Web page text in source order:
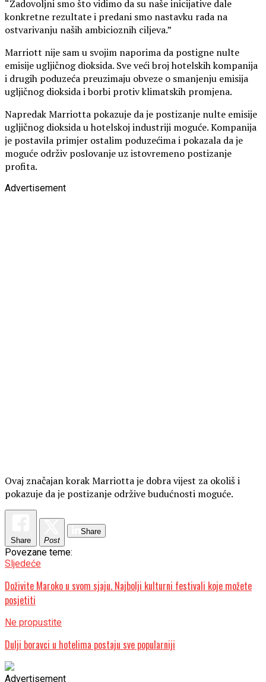
“Zadovoljni smo što vidimo da su naše inicijative dale
konkretne rezultate i predani smo nastavku rada na
ostvarivanju naših ambicioznih ciljeva.”
Marriott nije sam u svojim naporima da postigne nulte
emisije ugljičnog dioksida. Sve veći broj hotelskih kompanija
i drugih poduzeća preuzimaju obveze o smanjenju emisija
ugljičnog dioksida i borbi protiv klimatskih promjena.
Napredak Marriotta pokazuje da je postizanje nulte emisije
ugljičnog dioksida u hotelskoj industriji moguće. Kompanija
je postavila primjer ostalim poduzećima i pokazala da je
moguće održiv poslovanje uz istovremeno postizanje
profita.
Advertisement
Ovaj značajan korak Marriotta je dobra vijest za okoliš i
pokazuje da je postizanje održive budućnosti moguće.
Share Post
Share
Povezane teme:
Sljedeće
Doživite Maroko u svom sjaju. Najbolji kulturni festivali koje možete
posjetiti
Ne propustite
Dulji boravci u hotelima postaju sve popularniji
Advertisement